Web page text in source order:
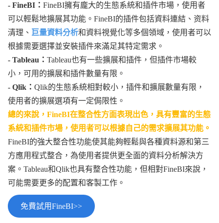
- FineBI： FineBI擁有龐大的生態系統和插件市場，使用者
可以輕鬆地擴展其功能。FineBI的插件包括資料連結、资料
清理、 巨量資料分析和資料視覺化等多個領域，使用者可以
根據需要選擇並安裝插件來滿足其特定需求。
- Tableau： Tableau也有一些擴展和插件，但插件市場較
小，可用的擴展和插件數量有限。
- Qlik： Qlik的生態系統相對較小，插件和擴展數量有限，
使用者的擴展選項有一定侷限性。
總的來說，FineBI在整合性方面表現出色，具有豐富的生態
系統和插件市場，使用者可以根據自己的需求擴展其功能。
FineBI的強大整合性功能使其能夠輕鬆與各種資料源和第三
方應用程式整合，為使用者提供更全面的資料分析解決方
案。Tableau和Qlik也具有整合性功能，但相對FineBI來說，
可能需要更多的配置和客製工作。
免費試用FineBI>>